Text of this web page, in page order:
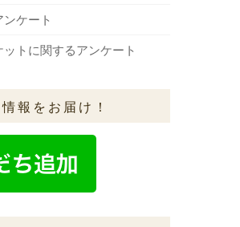
ケート
トに関するアンケート
報をお届け！